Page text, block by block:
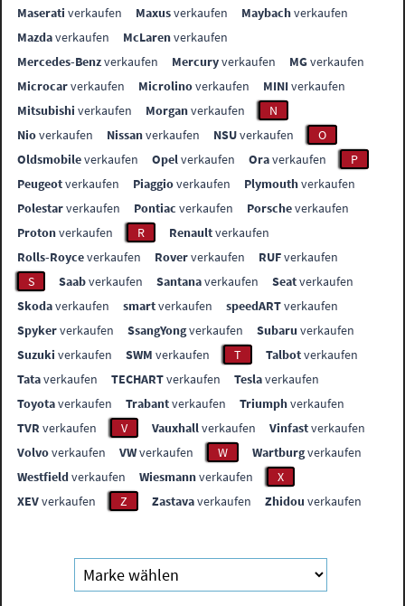
Maserati verkaufen Maxusverkaufen Maybachverkaufen
Mazdaverkaufen McLarenverkaufen
Mercedes-Benzverkaufen Mercuryverkaufen MGverkaufen
Microcarverkaufen Microlinoverkaufen MINIverkaufen
Mitsubishi verkaufen Morganverkaufen
N
Nioverkaufen Nissanverkaufen NSUverkaufen
O
Oldsmobileverkaufen Opelverkaufen Oraverkaufen
P
Peugeotverkaufen Piaggioverkaufen Plymouthverkaufen
Polestarverkaufen Pontiac verkaufen Porscheverkaufen
Protonverkaufen R Renaultverkaufen
Rolls-Royceverkaufen Roververkaufen RUFverkaufen
S
Saabverkaufen Santanaverkaufen Seatverkaufen
Skodaverkaufen smartverkaufen speedARTverkaufen
Spykerverkaufen SsangYongverkaufen Subaru verkaufen
Suzuki verkaufen SWM verkaufen T Talbotverkaufen
Tataverkaufen TECHARTverkaufen Teslaverkaufen
Toyotaverkaufen Trabantverkaufen Triumphverkaufen
TVR verkaufen V Vauxhallverkaufen Vinfastverkaufen
Volvoverkaufen VWverkaufen W Wartburgverkaufen
Westfieldverkaufen Wiesmannverkaufen
X
XEVverkaufen Z Zastavaverkaufen Zhidou verkaufen